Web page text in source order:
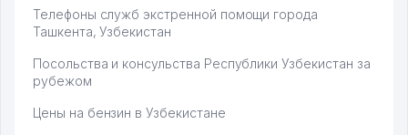
Телефоны служб экстренной помощи города
Ташкента, Узбекистан
Посольства и консульства Республики Узбекистан за
рубежом
Цены на бензин в Узбекистане